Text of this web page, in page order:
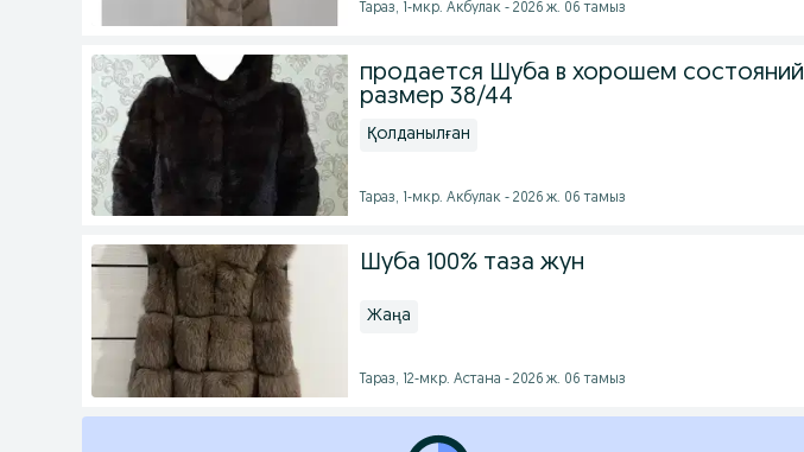
Тараз, 1-мкр. Акбулак - 2026 ж. 06 тамыз
продается Шуба в хорошем состояний
размер 38/44
Қолданылған
Тараз, 1-мкр. Акбулак - 2026 ж. 06 тамыз
Шуба 100% таза жун
Жаңа
Тараз, 12-мкр. Астана - 2026 ж. 06 тамыз